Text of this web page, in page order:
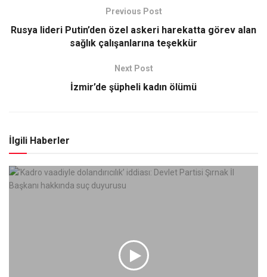
Previous Post
Rusya lideri Putin’den özel askeri harekatta görev alan
sağlık çalışanlarına teşekkür
Next Post
İzmir’de şüpheli kadın ölümü
İlgili Haberler